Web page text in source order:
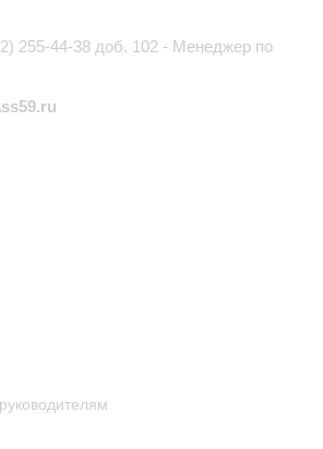
255-44-38 доб. 102 - Менеджер по